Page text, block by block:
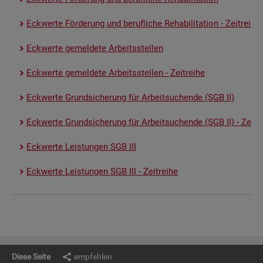
Eck­wer­te För­de­rung und be­ruf­li­che Re­ha­bi­li­ta­ti­on - Zeit­rei­he
Eck­wer­te ge­mel­de­te Ar­beits­stel­len
Eck­wer­te ge­mel­de­te Ar­beits­stel­len - Zeit­rei­he
Eck­wer­te Grund­si­che­rung für Ar­beit­su­chen­de (SGB II)
Eck­wer­te Grund­si­che­rung für Ar­beit­su­chen­de (SGB II) -
Eck­wer­te Leis­tun­gen SGB III
Eck­wer­te Leis­tun­gen SGB III - Zeit­rei­he
Diese Seite empfehlen